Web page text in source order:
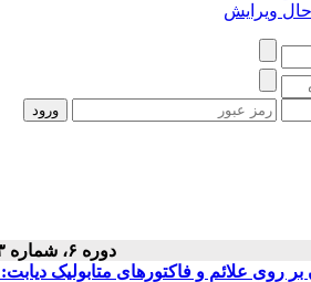
حال ویرایش
دوره ۶، شماره ۳ - ( ۷-۱۳۹۷ )
روی علائم و فاکتورهای متابولیک